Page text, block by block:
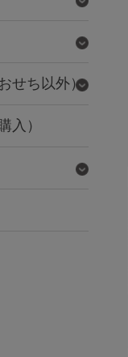
せち以外）
入）